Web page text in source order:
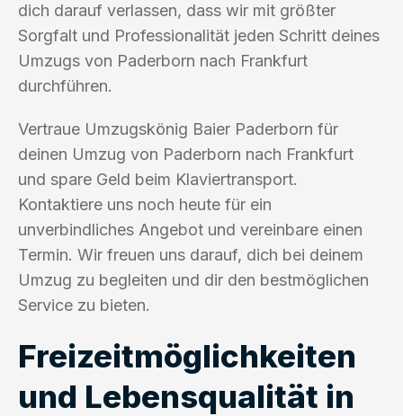
dich darauf verlassen, dass wir mit größter
Sorgfalt und Professionalität jeden Schritt deines
Umzugs von Paderborn nach Frankfurt
durchführen.
Vertraue Umzugskönig Baier Paderborn für
deinen Umzug von Paderborn nach Frankfurt
und spare Geld beim Klaviertransport.
Kontaktiere uns noch heute für ein
unverbindliches Angebot und vereinbare einen
Termin. Wir freuen uns darauf, dich bei deinem
Umzug zu begleiten und dir den bestmöglichen
Service zu bieten.
Freizeitmöglichkeiten
und Lebensqualität in